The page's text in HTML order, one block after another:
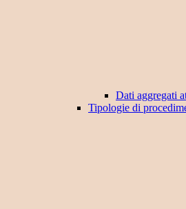
Dati aggregati
Tipologie di